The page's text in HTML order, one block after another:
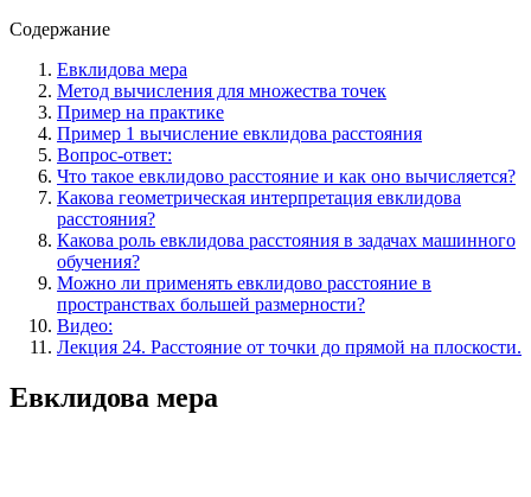
Содержание
Евклидова мера
Метод вычисления для множества точек
Пример на практике
Пример 1 вычисление евклидова расстояния
Вопрос-ответ:
Что такое евклидово расстояние и как оно вычисляется?
Какова геометрическая интерпретация евклидова
расстояния?
Какова роль евклидова расстояния в задачах машинного
обучения?
Можно ли применять евклидово расстояние в
пространствах большей размерности?
Видео:
Лекция 24. Расстояние от точки до прямой на плоскости.
Евклидова мера